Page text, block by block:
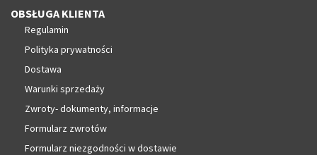
OBSŁUGA KLIENTA
Regulamin
Polityka prywatności
Dostawa
Warunki sprzedaży
Zwroty- dokumenty, informacje
Formularz zwrotów
Formularz niezgodności w dostawie